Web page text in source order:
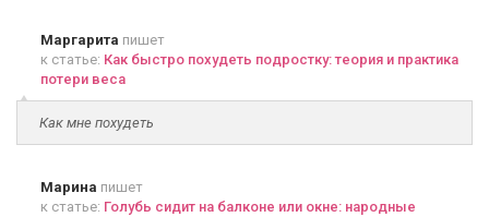
Маргарита пишет
к статье: Как быстро похудеть подростку: теория и практика
потери веса
Как мне похудеть
Марина пишет
к статье: Голубь сидит на балконе или окне: народные